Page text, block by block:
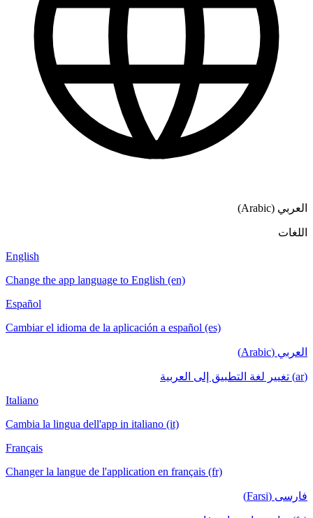
Change the app language to English (en)
Cambiar el idioma de la aplicación a
Cambia la lingua dell'app in italiano (it)
Changer la langue de l'application en